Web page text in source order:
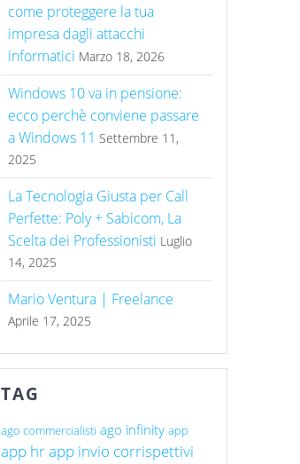
come proteggere la tua
impresa dagli attacchi
informatici Marzo 18, 2026
Windows 10 va in pensione:
ecco perchè conviene passare
a Windows 11 Settembre 11,
2025
La Tecnologia Giusta per Call
Perfette: Poly + Sabicom, La
Scelta dei Professionisti Luglio
14, 2025
Mario Ventura | Freelance
Aprile 17, 2025
TAG
ago commercialisti ago infinity app
app hrapp invio corrispettivi